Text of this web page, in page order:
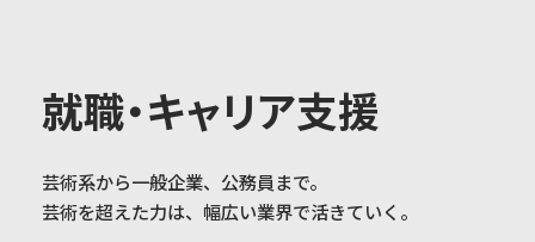
学部学科
就職・キャリア支援
芸術系から一般企業、公務員まで。
芸術を超えた力は、幅広い業界で活きていく。